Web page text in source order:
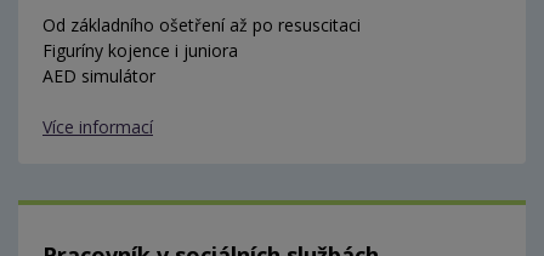
Od základního ošetření až po resuscitaci
Figuríny kojence i juniora
AED simulátor
Více informací